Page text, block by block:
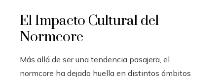
El Impacto Cultural del
Normcore
Más allá de ser una tendencia pasajera, el
normcore ha dejado huella en distintos ámbitos